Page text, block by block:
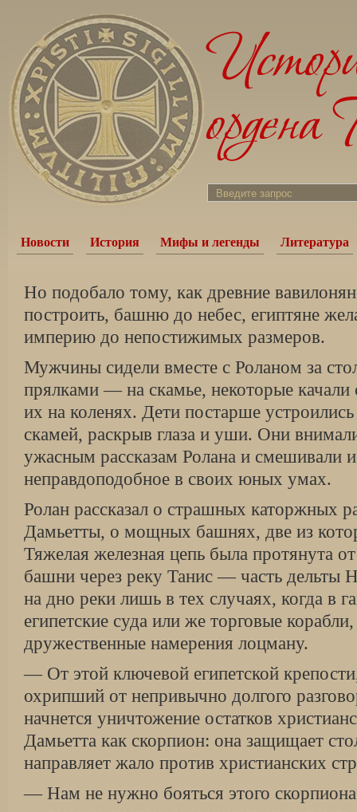
Новости История Мифы и легенды Литература
Но подобало тому, как древние
построить, башню до небес, египтяне
империю до непостижимых размеров.
Мужчины сидели вместе с Роланом за
прялками — на скамье, некоторые
их на коленях. Дети постарше
скамей, раскрыв глаза и уши. Они
ужасным рассказам Ролана и смешивали
неправдоподобное в своих юных умах.
Ролан рассказал о страшных каторжных
Дамьетты, о мощных башнях, две из
Тяжелая железная цепь была протянута
башни через реку Танис — часть дельты
на дно реки лишь в тех случаях, когда в
египетские суда или же торговые
дружественные намерения лоцману.
— От этой ключевой египетской
охрипший от непривычно долгого
начнется уничтожение остатков
Дамьетта как скорпион: она защищает
направляет жало против христианских
— Нам не нужно бояться этого